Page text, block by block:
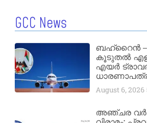
GCC News
ബഹ്‌റൈൻ –
കൂടുതൽ
എയർ
August 6, 2026
അഞ്ചര